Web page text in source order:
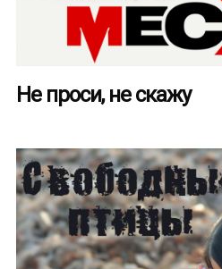
Не проси, не скажу